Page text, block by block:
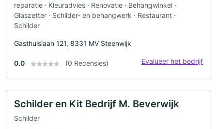
reparatie · Kleuradvies · Renovatie · Behangwinkel ·
Glaszetter · Schilder- en behangwerk · Restaurant ·
Schilder
Gasthuislaan 121, 8331 MV Steenwijk
0.0 (0 Recensies) Evalueer het bedrijf
Schilder en Kit Bedrijf M. Beverwijk
Schilder